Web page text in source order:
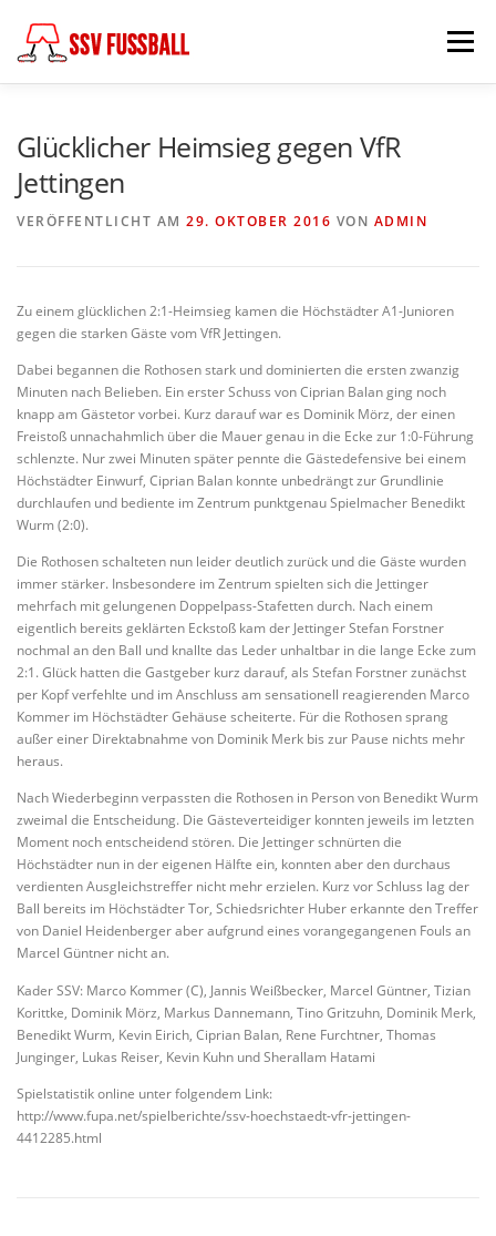
Inhalt
springen
Menü
KONTAKT
Glücklicher Heimsieg gegen VfR
Jettingen
VERÖFFENTLICHT AM 29. OKTOBER 2016 VON ADMIN
Zu einem glücklichen 2:1-Heimsieg kamen die Höchstädter A1-Junioren
gegen die starken Gäste vom VfR Jettingen.
Dabei begannen die Rothosen stark und dominierten die ersten zwanzig
Minuten nach Belieben. Ein erster Schuss von Ciprian Balan ging noch
knapp am Gästetor vorbei. Kurz darauf war es Dominik Mörz, der einen
Freistoß unnachahmlich über die Mauer genau in die Ecke zur 1:0-Führung
schlenzte. Nur zwei Minuten später pennte die Gästedefensive bei einem
Höchstädter Einwurf, Ciprian Balan konnte unbedrängt zur Grundlinie
durchlaufen und bediente im Zentrum punktgenau Spielmacher Benedikt
Wurm (2:0).
Die Rothosen schalteten nun leider deutlich zurück und die Gäste wurden
immer stärker. Insbesondere im Zentrum spielten sich die Jettinger
mehrfach mit gelungenen Doppelpass-Stafetten durch. Nach einem
eigentlich bereits geklärten Eckstoß kam der Jettinger Stefan Forstner
nochmal an den Ball und knallte das Leder unhaltbar in die lange Ecke zum
2:1. Glück hatten die Gastgeber kurz darauf, als Stefan Forstner zunächst
per Kopf verfehlte und im Anschluss am sensationell reagierenden Marco
Kommer im Höchstädter Gehäuse scheiterte. Für die Rothosen sprang
außer einer Direktabnahme von Dominik Merk bis zur Pause nichts mehr
heraus.
Nach Wiederbeginn verpassten die Rothosen in Person von Benedikt Wurm
zweimal die Entscheidung. Die Gästeverteidiger konnten jeweils im letzten
Moment noch entscheidend stören. Die Jettinger schnürten die
Höchstädter nun in der eigenen Hälfte ein, konnten aber den durchaus
verdienten Ausgleichstreffer nicht mehr erzielen. Kurz vor Schluss lag der
Ball bereits im Höchstädter Tor, Schiedsrichter Huber erkannte den Treffer
von Daniel Heidenberger aber aufgrund eines vorangegangenen Fouls an
Marcel Güntner nicht an.
Kader SSV: Marco Kommer (C), Jannis Weißbecker, Marcel Güntner, Tizian
Korittke, Dominik Mörz, Markus Dannemann, Tino Gritzuhn, Dominik Merk,
Benedikt Wurm, Kevin Eirich, Ciprian Balan, Rene Furchtner, Thomas
Junginger, Lukas Reiser, Kevin Kuhn und Sherallam Hatami
Spielstatistik online unter folgendem Link:
http://www.fupa.net/spielberichte/ssv-hoechstaedt-vfr-jettingen-
4412285.html